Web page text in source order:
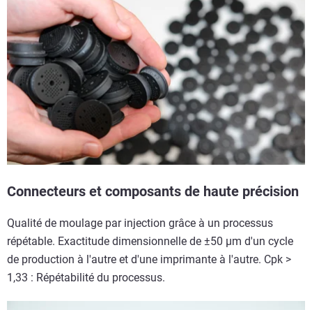
Connecteurs et composants de haute précision
Qualité de moulage par injection grâce à un processus
répétable. Exactitude dimensionnelle de ±50 µm d'un cycle
de production à l'autre et d'une imprimante à l'autre. Cpk >
1,33 : Répétabilité du processus.